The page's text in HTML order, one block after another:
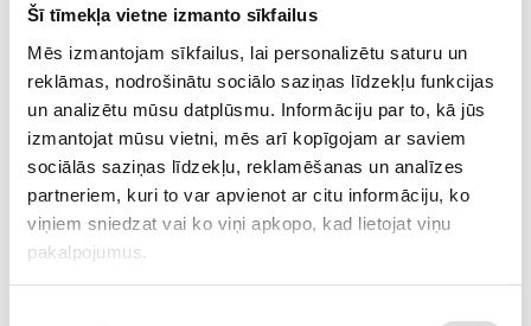
Šī tīmekļa vietne izmanto sīkfailus
Mēs izmantojam sīkfailus, lai personalizētu saturu un
reklāmas, nodrošinātu sociālo saziņas līdzekļu funkcijas
un analizētu mūsu datplūsmu. Informāciju par to, kā jūs
izmantojat mūsu vietni, mēs arī kopīgojam ar saviem
sociālās saziņas līdzekļu, reklamēšanas un analīzes
partneriem, kuri to var apvienot ar citu informāciju, ko
viņiem sniedzat vai ko viņi apkopo, kad lietojat viņu
pakalpojumus.
€87,68
ar PVN
ATLIKUMS Out of stock
ARTIKULS 15131017
RAŽOTĀJA KODS CPC 38-12 s
PIEGĀDES LAIKS, JA PRECE NAV
NOLIKTAVĀ RĪGĀ
2-3 nedēļas